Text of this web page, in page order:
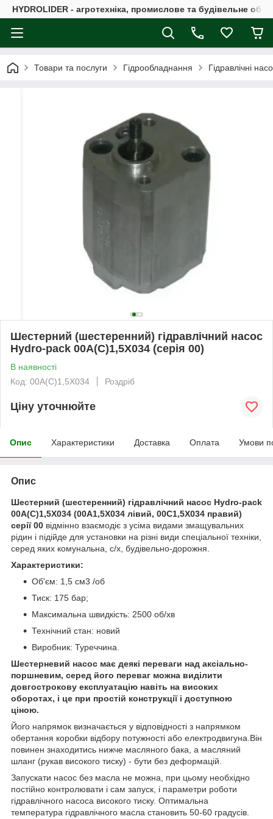
HYDROLIDER - агротехніка, промислове та будівельне
Товари та послуги Гідрообладнання Гідравлічні
Шестерний (шестеренний) гідравлічний насос
Hydro-pack 00A(C)1,5X034 (серія 00)
В наявності
Код: 00A(C)1,5X034
Роздріб
Ціну уточнюйте
Опис Характеристики Доставка Оплата Умови
Опис
Шестерний (шестеренний) гідравлічний насос Hydro-pack
00A(C)1,5X034 (00A1,5X034 лівий, 00C1,5X034 правий)
серії 00 відмінно взаємодіє з усіма видами змащувальних
рідин і підійде для установки на різні види спеціальної техніки,
серед яких комунальна, с/х, будівельно-дорожня.
Характеристики:
Об'єм: 1,5 см3 /об
Тиск: 175 бар;
Максимальна швидкість: 2500 об/хв
Технічний стан: новий
Виробник: Туреччина.
Шестерневий насос має деякі переваги над аксіально-
поршневим, серед його переваг можна виділити
довгострокову експлуатацію навіть на високих
оборотах, і це при простій конструкції і доступною
ціною.
Його напрямок визначається у відповідності з напрямком
обертання коробки відбору потужності або електродвигуна.Він
повинен знаходитись нижче масляного бака, а масляний
шланг (рукав високого тиску) - бути без деформацій.
Запускати насос без масла не можна, при цьому необхідно
постійно контролювати і сам запуск, і параметри роботи
гідравлічного насоса високого тиску. Оптимальна
температура гідравлічного масла становить 50-60 градусів.